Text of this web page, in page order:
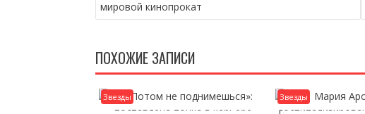
ЗАПИСЯМ
мировой кинопрокат
ПОХОЖИЕ ЗАПИСИ
Звезды Звезды